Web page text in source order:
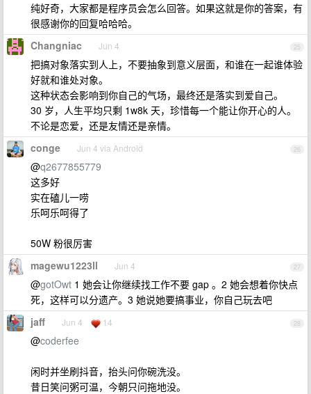
纯好奇，大家都是程序员会怎么回答。如果这就是你的答案，有
很感谢你的回复哈哈哈。
25
Changniac Jun 4
把搞对象落实到人上，不要抽象到意义层面，和谁在一起谁体验
好就和谁处对象。
这种状态会影响到你自己的气场，最终还是落实到爱自己。
30 岁，人生平均只剩 1w8k 天，珍惜每一个能让你开心的人。
不论是恋爱，还是友情还是亲情。
26
conge Jun 4 via Android
@q2677855779
这多好
实在磕儿一唠
乐呵乐呵得了
50W 粉很厉害
27
magewu1223ll Jun 4
@gotOwt 1 她会让你继续找工作不要 gap 。2 她会想着你快点
死，这样可以分遗产。3 她说她要搞事业，你自己玩去吧
28
jaff Jun 4 14
@coderfee
闲时并坐刷抖音，抬头问你碗洗没。
昔日笑问粥可温，今朝只问拖地没。